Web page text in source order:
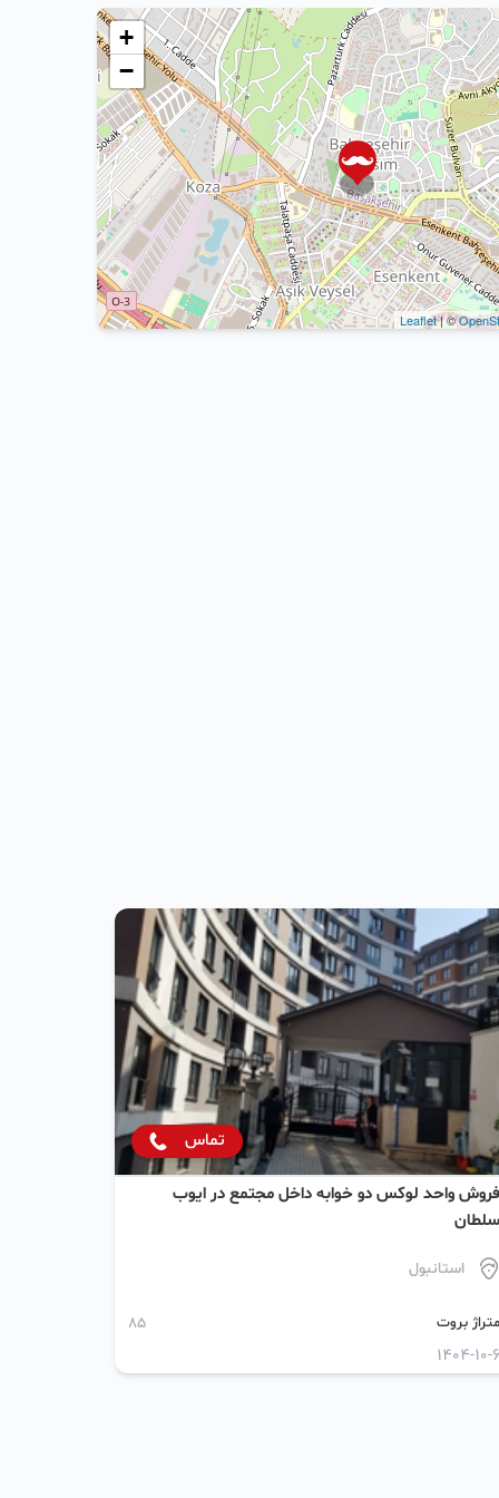
+
−
Leaflet| ©
تماس
فروش واحد لوکس دو خوابه داخل مجتمع در ایوب
سلطان
استانبول
متراژ بروت 85
1404-10-6